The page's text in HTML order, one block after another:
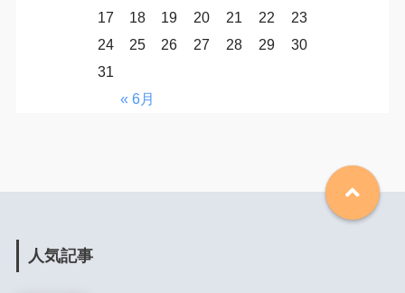
« 6月
17
18 19 20 21 22
23
24
25 26 27 28 29
30
31
人気記事